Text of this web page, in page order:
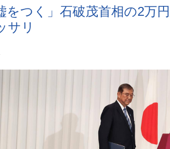
をつく」石破茂首相の2万
サリ